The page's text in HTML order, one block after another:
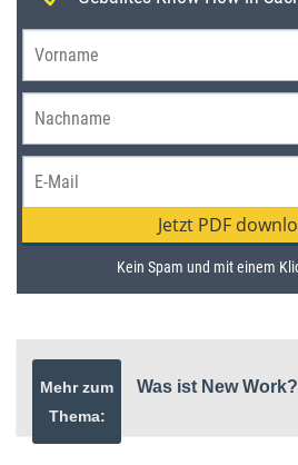
Mehr zum
Thema:
Was ist New Work?